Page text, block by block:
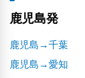
鹿児島発
鹿児島→千葉
鹿児島→愛知